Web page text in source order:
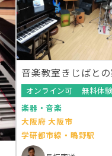
音楽教室きじばと
オンライン可
無料体
楽器・音楽
大阪府 大阪市
学研都市線・鴫野駅